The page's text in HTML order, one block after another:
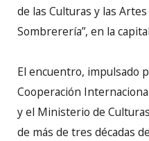
de las Culturas y las Artes
Sombrerería”, en la
El encuentro, impulsado
Cooperación
y el Ministerio de
de más de tres décadas